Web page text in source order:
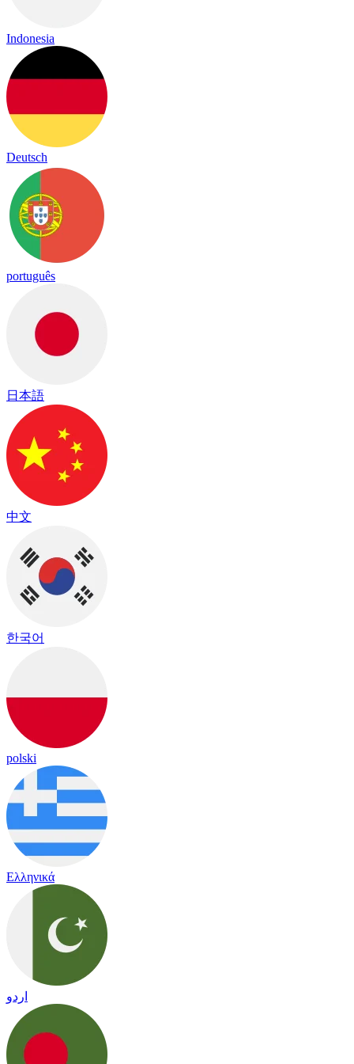
Indonesia
Deutsch
português
日本語
中文
한국어
polski
Ελληνικά
اردو